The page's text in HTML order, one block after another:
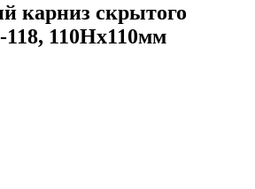
карниз скрытого
110Hx110мм